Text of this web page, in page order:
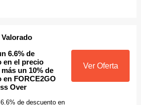
6.6% de
en el precio
un 10% de
en FORCE2GO
Over
de descuento en
Ver Oferta